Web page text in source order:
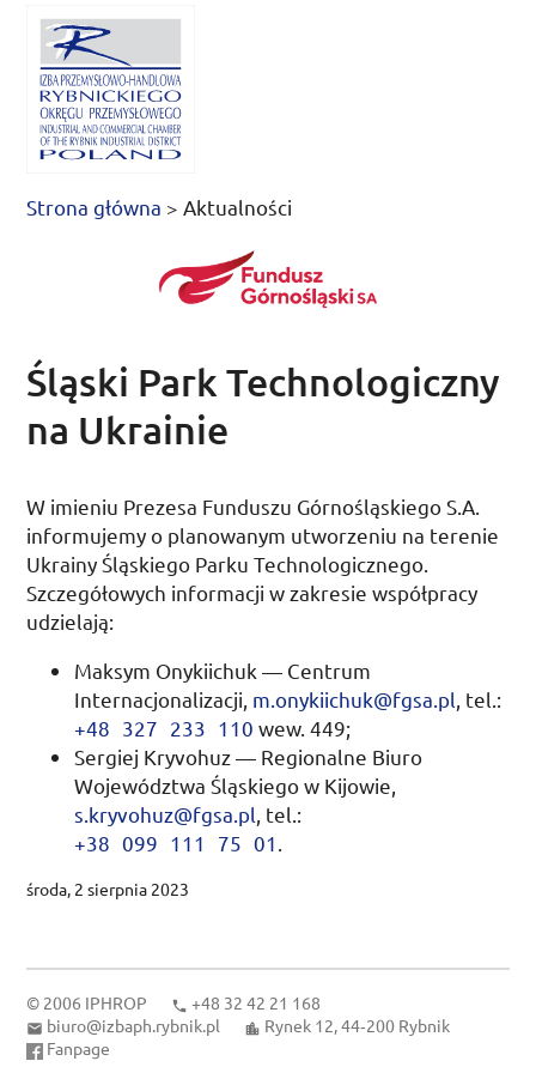
Strona główna > Aktualności
Śląski Park Technologiczny
na Ukrainie
W imieniu Prezesa Funduszu GórnośląskiegoS.A.
informujemy o planowanym utworzeniu na terenie
Ukrainy Śląskiego Parku Technologicznego.
Szczegółowych informacji w zakresie współpracy
udzielają:
Maksym Onykiichuk — Centrum
Internacjonalizacji, m.onykiichuk@fgsa.pl tel. :
+48 327 233 110 wew. 449;
Sergiej Kryvohuz — Regionalne Biuro
Województwa Śląskiego w Kijowie,
s.kryvohuz@fgsa.pl tel. :
+38 099 111 75 01
środa, 2 sierpnia 2023
© 2006 IPHROP
+48 32 42 21 168
biuro@izbaph.rybnik.pl
Rynek 12, 44‑200 Rybnik
Fanpage